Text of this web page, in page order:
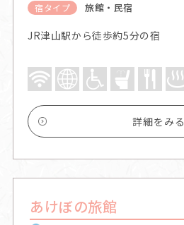
宿タイプ 旅館・民宿
JR津山駅から徒歩約5分の宿
詳細をみる
あけぼの旅館